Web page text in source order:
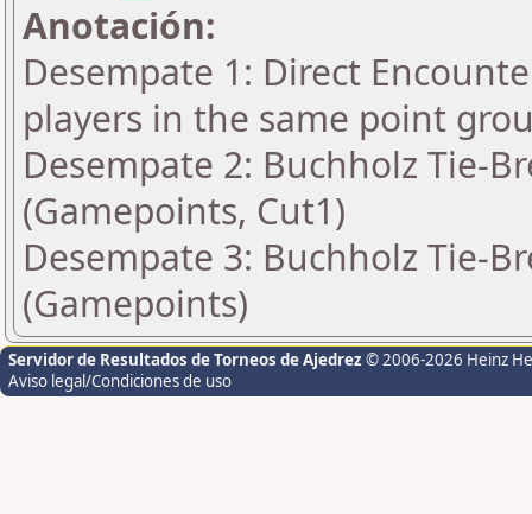
Anotación:
Desempate 1: Direct
players in the same point
Desempate 2: Buchholz Tie-
(Gamepoints, Cut1)
Desempate 3: Buchholz Tie-
(Gamepoints)
Servidor de Resultados de Torneos de Ajedrez © 2006-2026 Heinz
Aviso legal/Condiciones de uso